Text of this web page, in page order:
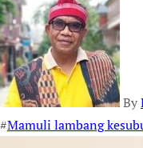
By
#Mamuli lambang